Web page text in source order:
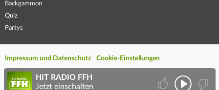
Backgammon
Quiz
Partys
Impressum und Datenschutz Cookie-Einstellungen
HIT RADIO FFH
Jetzt einschalten